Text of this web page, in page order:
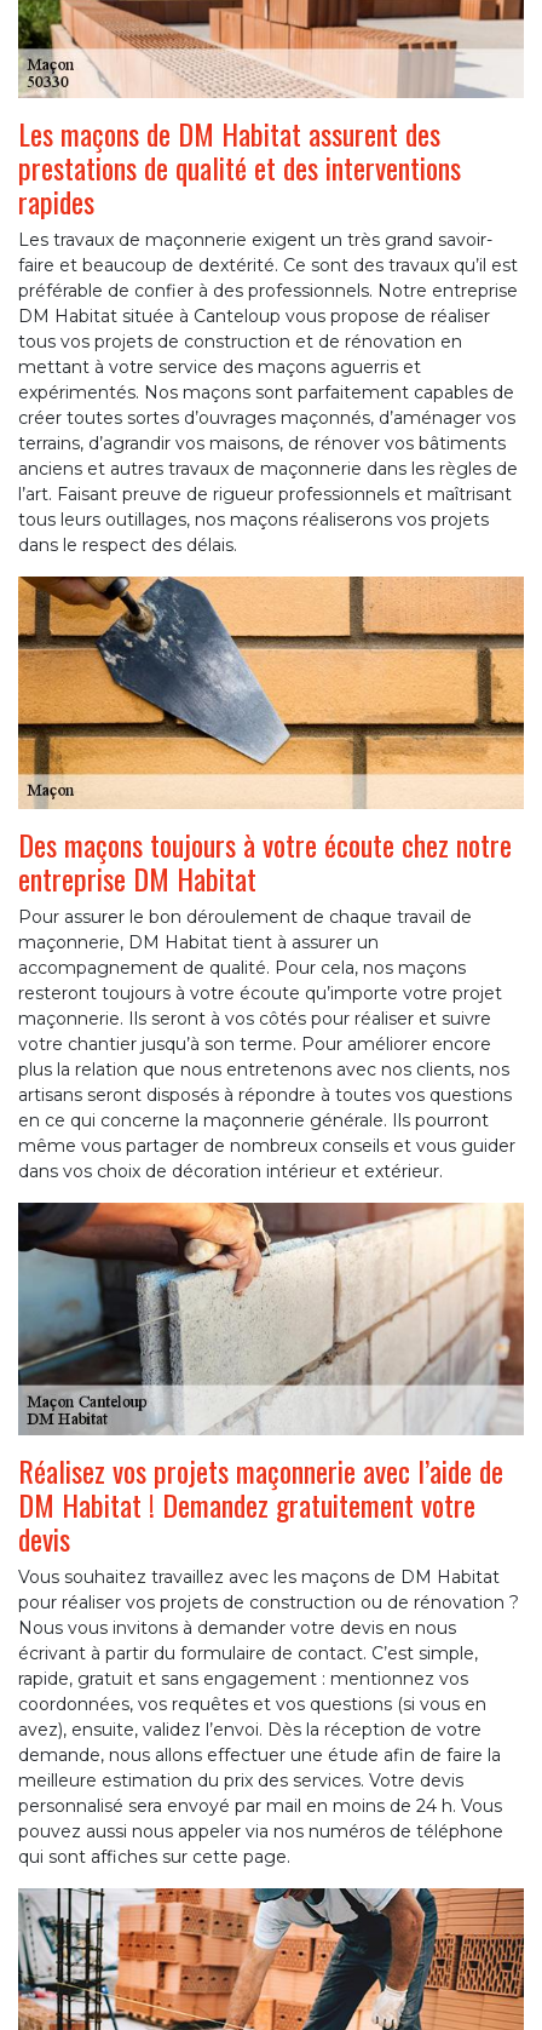
Les maçons de DM Habitat assurent des
prestations de qualité et des interventions
rapides
Les travaux de maçonnerie exigent un très grand savoir-
faire et beaucoup de dextérité. Ce sont des travaux qu’il est
préférable de confier à des professionnels. Notre entreprise
DM Habitat située à Canteloup vous propose de réaliser
tous vos projets de construction et de rénovation en
mettant à votre service des maçons aguerris et
expérimentés. Nos maçons sont parfaitement capables de
créer toutes sortes d’ouvrages maçonnés, d’aménager vos
terrains, d’agrandir vos maisons, de rénover vos bâtiments
anciens et autres travaux de maçonnerie dans les règles de
l’art. Faisant preuve de rigueur professionnels et maîtrisant
tous leurs outillages, nos maçons réaliserons vos projets
dans le respect des délais.
Des maçons toujours à votre écoute chez notre
entreprise DM Habitat
Pour assurer le bon déroulement de chaque travail de
maçonnerie, DM Habitat tient à assurer un
accompagnement de qualité. Pour cela, nos maçons
resteront toujours à votre écoute qu’importe votre projet
maçonnerie. Ils seront à vos côtés pour réaliser et suivre
votre chantier jusqu’à son terme. Pour améliorer encore
plus la relation que nous entretenons avec nos clients, nos
artisans seront disposés à répondre à toutes vos questions
en ce qui concerne la maçonnerie générale. Ils pourront
même vous partager de nombreux conseils et vous guider
dans vos choix de décoration intérieur et extérieur.
Réalisez vos projets maçonnerie avec l’aide de
DM Habitat ! Demandez gratuitement votre
devis
Vous souhaitez travaillez avec les maçons de DM Habitat
pour réaliser vos projets de construction ou de rénovation ?
Nous vous invitons à demander votre devis en nous
écrivant à partir du formulaire de contact. C’est simple,
rapide, gratuit et sans engagement : mentionnez vos
coordonnées, vos requêtes et vos questions (si vous en
avez), ensuite, validez l’envoi. Dès la réception de votre
demande, nous allons effectuer une étude afin de faire la
meilleure estimation du prix des services. Votre devis
personnalisé sera envoyé par mail en moins de 24 h. Vous
pouvez aussi nous appeler via nos numéros de téléphone
qui sont affiches sur cette page.